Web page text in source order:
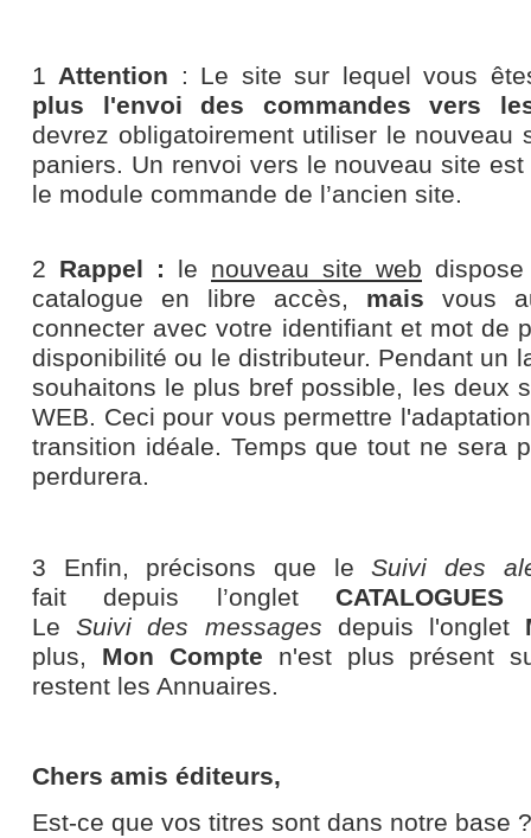
1 Attention : Le site sur lequel vous
plus l'envoi des commandes vers
devrez obligatoirement utiliser le nouveau
paniers. Un renvoi vers le nouveau site est
le module commande de l’ancien site.
2 Rappel : le nouveau site web
catalogue en libre accès, mais vous
connecter avec votre identifiant et mot de
disponibilité ou le distributeur. Pendant un
souhaitons le plus bref possible, les deux
WEB. Ceci pour vous permettre
transition idéale. Temps que tout ne sera
perdurera.
3 Enfin, précisons que leSuivi des
fait depuis l’onglet CATALOGUES
Le Suivi des messages depuis l'onglet
plus, Mon Compte n'est plus présent
restent les Annuaires.
Chers amis éditeurs,
Est-ce que vos titres sont dans notre base ?